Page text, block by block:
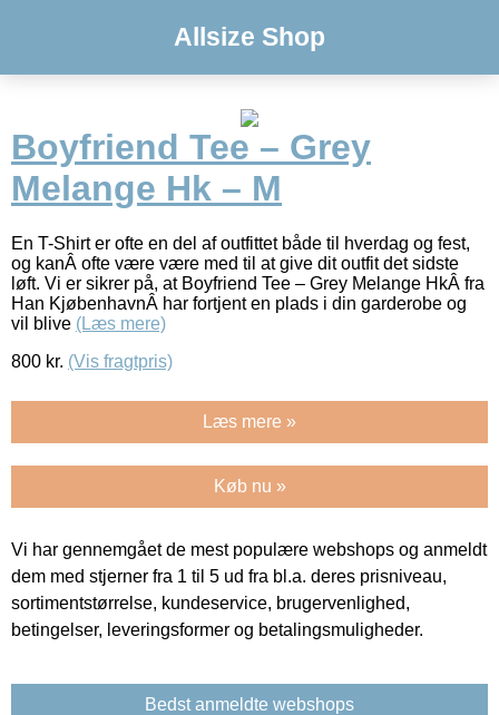
Allsize Shop
Boyfriend Tee – Grey
Melange Hk – M
En T-Shirt er ofte en del af outfittet både til hverdag og fest,
og kanÂ ofte være være med til at give dit outfit det sidste
løft. Vi er sikrer på, at Boyfriend Tee – Grey Melange HkÂ fra
Han KjøbenhavnÂ har fortjent en plads i din garderobe og
vil blive (Læs mere)
800 kr. (Vis fragtpris)
Læs mere »
Køb nu »
Vi har gennemgået de mest populære webshops og anmeldt
dem med stjerner fra 1 til 5 ud fra bl.a. deres prisniveau,
sortimentstørrelse, kundeservice, brugervenlighed,
betingelser, leveringsformer og betalingsmuligheder.
Bedst anmeldte webshops